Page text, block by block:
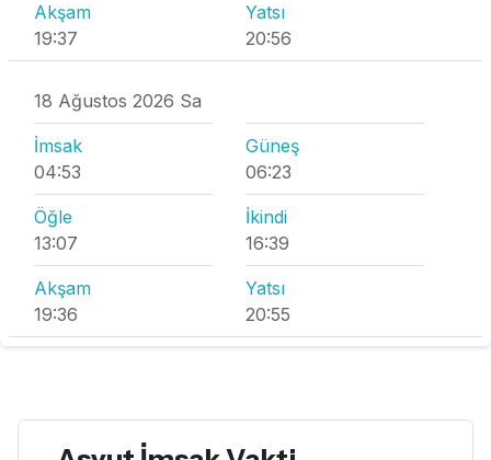
Akşam
19:37
Yatsı
20:56
18 Ağustos 2026 Sa
İmsak
04:53
Güneş
06:23
Öğle
13:07
İkindi
16:39
Akşam
19:36
Yatsı
20:55